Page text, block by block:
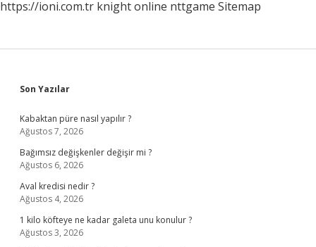
https://ioni.com.tr knight online nttgame Sitemap
Sidebar
Son Yazılar
Kabaktan püre nasıl yapılır ?
Ağustos 7, 2026
Bağımsız değişkenler değişir mi ?
Ağustos 6, 2026
Aval kredisi nedir ?
Ağustos 4, 2026
1 kilo köfteye ne kadar galeta unu konulur ?
Ağustos 3, 2026